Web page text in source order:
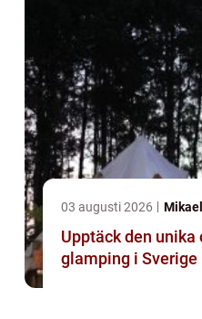
03 augusti 2026
Upptäck den unika
glamping i Sverige